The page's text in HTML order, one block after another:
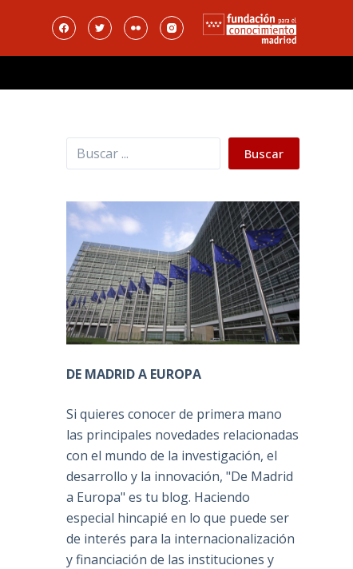
Buscar Buscar
DE MADRID A EUROPA
Si quieres conocer de primera mano
las principales novedades relacionadas
con el mundo de la investigación, el
desarrollo y la innovación, "De Madrid
a Europa" es tu blog. Haciendo
especial hincapié en lo que puede ser
de interés para la internacionalización
y financiación de las instituciones y